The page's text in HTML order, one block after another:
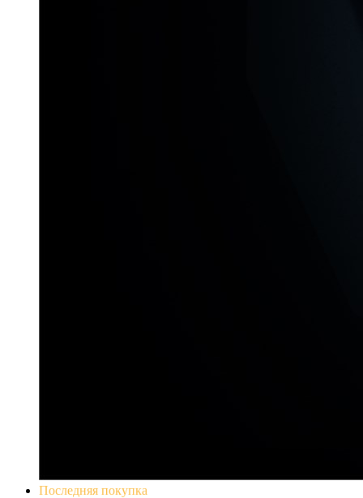
Последняя покупка